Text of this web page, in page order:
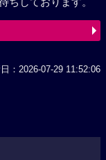
：2026-07-29 11:52:06